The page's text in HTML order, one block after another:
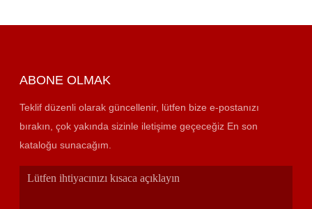
ABONE OLMAK
Teklif düzenli olarak güncellenir, lütfen bize e-postanızı
bırakın, çok yakında sizinle iletişime geçeceğiz En son
kataloğu sunacağım.